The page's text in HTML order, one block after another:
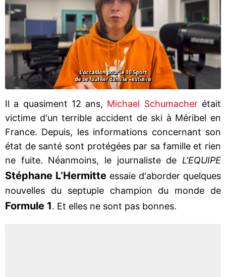
Il a quasiment 12 ans, Michael Schumacherétait
victime d'un terrible accident de ski à Méribel en
France. Depuis, les informations concernant son
état de santé sont protégées par sa famille et rien
ne fuite. Néanmoins, le journaliste de L'EQUIPE
Stéphane L’Hermitte essaie d'aborder quelques
nouvelles du septuple champion du monde de
Formule 1. Et elles ne sont pas bonnes.